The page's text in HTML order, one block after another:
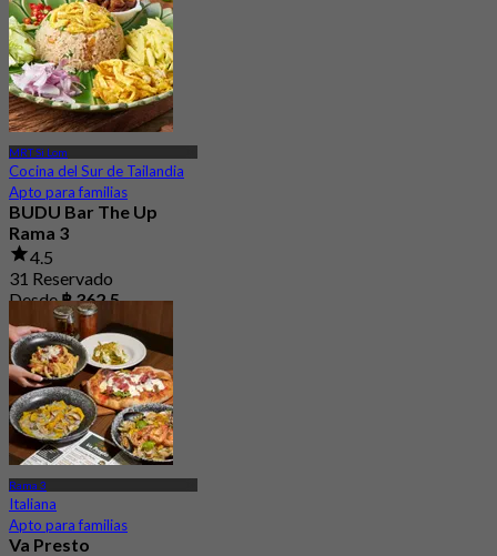
MRT Si Lom
Cocina del Sur de Tailandia
Apto para familias
BUDU Bar The Up
Rama 3
4.5
31 Reservado
Desde฿ 362.5
Rama 3
Italiana
Apto para familias
Va Presto